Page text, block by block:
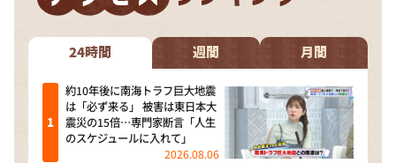
24時間 週間 月間
約10年後に南海トラフ巨大地震
は「必ず来る」 被害は東日本大
震災の15倍…専門家断言「人生
のスケジュールに入れて」
2026.08.06